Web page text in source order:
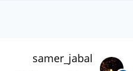
samer_jabal